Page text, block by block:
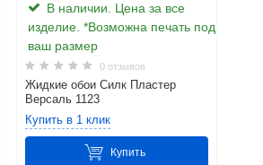
В наличии. Цена за все
изделие. *Возможна печать под
ваш размер
0 отзывов
Жидкие обои Силк Пластер
Версаль 1123
Купить в 1 клик
Купить